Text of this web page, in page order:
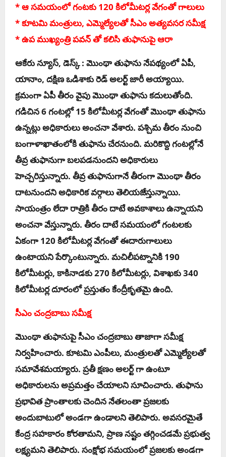
* ఆ స‌మ‌యంలో గంట‌కు 120 కిలోమీట‌ర్ల వేగంతో గాలులు
* కూట‌మి మంత్రులు, ఎమ్మెల్యేల‌తో సీఎం అత్య‌వ‌స‌ర స‌మీక్ష‌
* ఉప ముఖ్యంత్రి ప‌వ‌న్ తో క‌లిసి తుఫానుపై ఆరా
ఆకేరు న్యూస్‌, డెస్క్ : మొంథా తుఫాను నేప‌థ్యంలో ఏపీ,
యానాం, ద‌క్షిణ ఒడిశాకు రెడ్ అల‌ర్ట్ జారీ అయ్యాయి.
క్ర‌మంగా ఏపీ తీరం వైపు మొంథా తుఫాను క‌దులుతోంది.
గ‌డిచిన 6 గంట‌ల్లో 15 కిలోమీట‌ర్ల వేగంతో మొంథా తుఫాను
ఉన్న‌ట్లు అధికారులు అంచ‌నా వేశారు. ప‌శ్చిమ తీరం నుంచి
బంగాళాఖాతంలోకి తుఫాను చేర‌నుంది. మ‌రికొద్ది గంట‌ల్లోనే
తీవ్ర తుఫానుగా బ‌ల‌ప‌డ‌నుంద‌ని అధికారులు
హెచ్చ‌రిస్తున్నారు. తీవ్ర తుఫానుగానే తీరంగా మొంథా తీరం
దాట‌నుంద‌ని అధికారిక‌ వ‌ర్గాలు తెలియ‌జేస్తున్నాయి.
సాయంత్రం లేదా రాత్రికి తీరం దాటే అవ‌కాశాలు ఉన్నాయ‌ని
అంచ‌నా వేస్తున్నారు. తీరం దాటే స‌మ‌యంలో గంట‌ల‌కు
ఏకంగా 120 కిలోమీట‌ర్ల వేగంతో ఈదారుగాలులు
ఉంటాయ‌ని పేర్కొంటున్నారు. మ‌చిలీప‌ట్నానికి 190
కిలోమీట‌ర్లు, కాకినాడ‌కు 270 కిలోమీట‌ర్లు, విశాఖ‌కు 340
కిలోమీట‌ర్ల దూరంలో ప్ర‌స్తుతం కేంద్రీకృత‌మై ఉంది.
సీఎం చంద్ర‌బాబు స‌మీక్ష‌
మొంథా తుఫానుపై సీఎం చంద్ర‌బాబు తాజాగా స‌మీక్ష
నిర్వ‌హించారు. కూట‌మి ఎంపీలు, మంత్రుల‌తో ఎమ్మెల్యేల‌తో
స‌మావేశ‌మ‌య్యారు. ప్ర‌తీ క్ష‌ణం అల‌ర్ట్ గా ఉంటూ
అధికారుల‌ను అప్ర‌మ‌త్తం చేయాల‌ని సూచించారు. తుఫాను
ప్ర‌భావిత ప్రాంతాల‌కు చెందిన నేత‌లంతా ప్ర‌జ‌ల‌కు
అందుబాటులో అండ‌గా ఉండాల‌ని తెలిపారు. అవ‌స‌ర‌మైతే
కేంద్ర స‌హ‌కారం కోర‌తామ‌ని, ప్రాణ న‌ష్టం త‌గ్గించ‌డ‌మే ప్ర‌భుత్వ
ల‌క్ష్య‌మ‌ని తెలిపారు. సంక్షోభ స‌మ‌యంలో ప్ర‌జ‌ల‌కు అండగా